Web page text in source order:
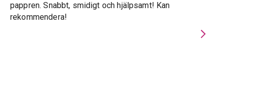
pappren. Snabbt, smidigt och hjälpsamt! Kan
rekommendera!
Privatmäklarna
gav stor